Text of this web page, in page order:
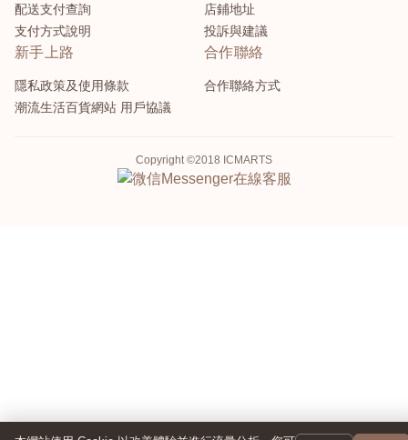
配送支付查詢
支付方式說明
店鋪地址
投訴與建議
新手上路
隱私政策及使用條款
潮流生活百貨網站 用戶協議
合作聯絡
合作聯絡方式
Copyright ©2018 ICMARTS
Messenger在線客服